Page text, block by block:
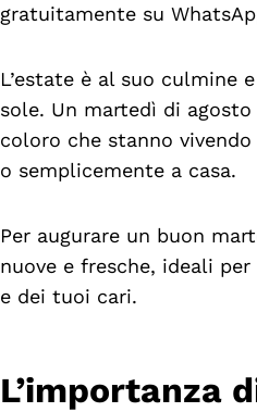
gratuitamente su
L’estate è al suo culmine
sole. Un martedì di
coloro che stanno
o semplicemente a casa.
Per augurare un buon
nuove e fresche, ideali
e dei tuoi cari.
L’importanza